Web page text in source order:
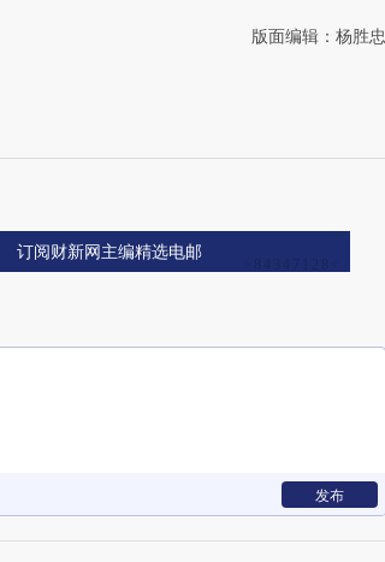
版面编辑：杨胜忠
订阅财新网主编精选电邮
发布